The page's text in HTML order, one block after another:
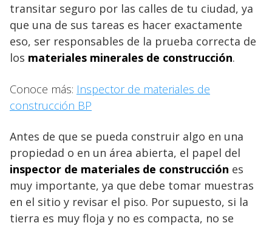
transitar seguro por las calles de tu ciudad, ya
que una de sus tareas es hacer exactamente
eso, ser responsables de la prueba correcta de
los materiales minerales de construcción.
Conoce más: Inspector de materiales de
construcción BP
Antes de que se pueda construir algo en una
propiedad o en un área abierta, el papel del
inspector de materiales de construcción es
muy importante, ya que debe tomar muestras
en el sitio y revisar el piso. Por supuesto, si la
tierra es muy floja y no es compacta, no se